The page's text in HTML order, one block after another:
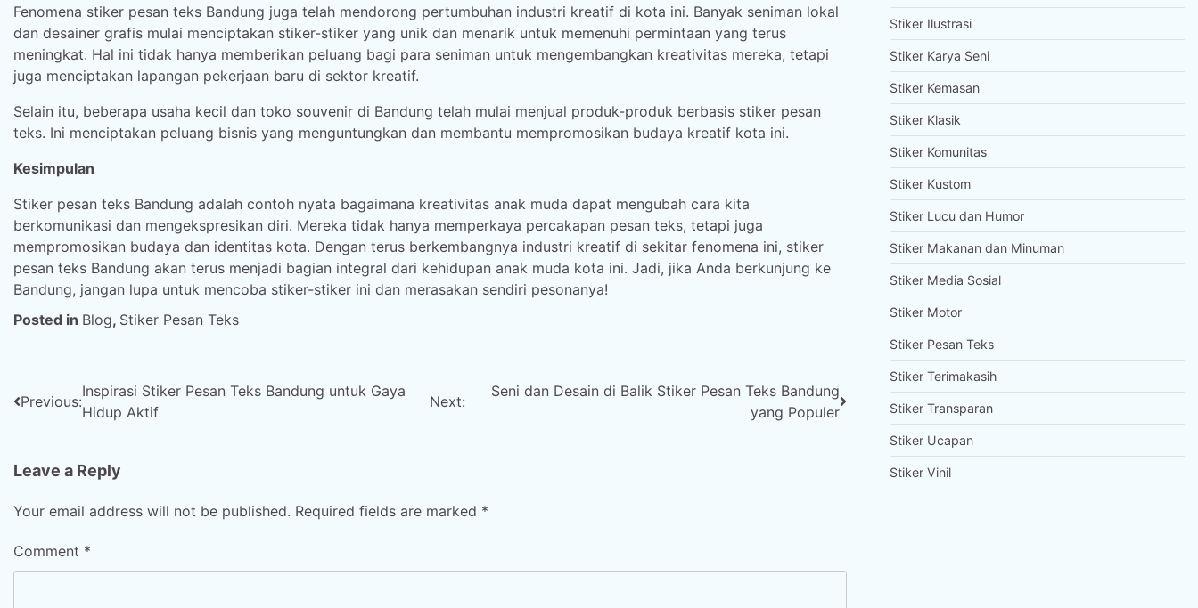
Fenomena stiker pesan teks Bandung juga telah mendorong pertumbuhan industri kreatif di kota ini. Banyak seniman lokal
dan desainer grafis mulai menciptakan stiker-stiker yang unik dan menarik untuk memenuhi permintaan yang terus
meningkat. Hal ini tidak hanya memberikan peluang bagi para seniman untuk mengembangkan kreativitas mereka, tetapi
juga menciptakan lapangan pekerjaan baru di sektor kreatif.
Selain itu, beberapa usaha kecil dan toko souvenir di Bandung telah mulai menjual produk-produk berbasis stiker pesan
teks. Ini menciptakan peluang bisnis yang menguntungkan dan membantu mempromosikan budaya kreatif kota ini.
Kesimpulan
Stiker pesan teks Bandung adalah contoh nyata bagaimana kreativitas anak muda dapat mengubah cara kita
berkomunikasi dan mengekspresikan diri. Mereka tidak hanya memperkaya percakapan pesan teks, tetapi juga
mempromosikan budaya dan identitas kota. Dengan terus berkembangnya industri kreatif di sekitar fenomena ini, stiker
pesan teks Bandung akan terus menjadi bagian integral dari kehidupan anak muda kota ini. Jadi, jika Anda berkunjung ke
Bandung, jangan lupa untuk mencoba stiker-stiker ini dan merasakan sendiri pesonanya!
Posted in Blog, Stiker Pesan Teks
Post
navigation
Previous:
Inspirasi Stiker Pesan Teks Bandung untuk Gaya
Hidup Aktif
Next:
Seni dan Desain di Balik Stiker Pesan Teks Bandung
yang Populer
Leave a Reply
Your email address will not be published. Required fields are marked *
Comment *
Stiker Ilustrasi
Stiker Karya Seni
Stiker Kemasan
Stiker Klasik
Stiker Komunitas
Stiker Kustom
Stiker Lucu dan Humor
Stiker Makanan dan Minuman
Stiker Media Sosial
Stiker Motor
Stiker Pesan Teks
Stiker Terimakasih
Stiker Transparan
Stiker Ucapan
Stiker Vinil